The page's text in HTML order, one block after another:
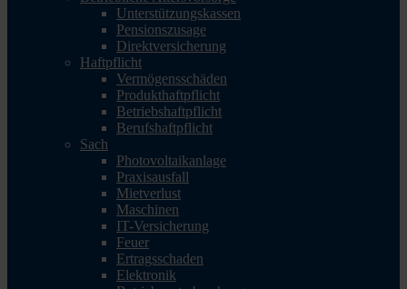
Unterstützungskassen
Pensionszusage
Direktversicherung
Haftpflicht
Vermögensschäden
Produkthaftpflicht
Betriebshaftpflicht
Berufshaftpflicht
Sach
Photovoltaikanlage
Praxisausfall
Mietverlust
Maschinen
IT-Versicherung
Feuer
Ertragsschaden
Elektronik